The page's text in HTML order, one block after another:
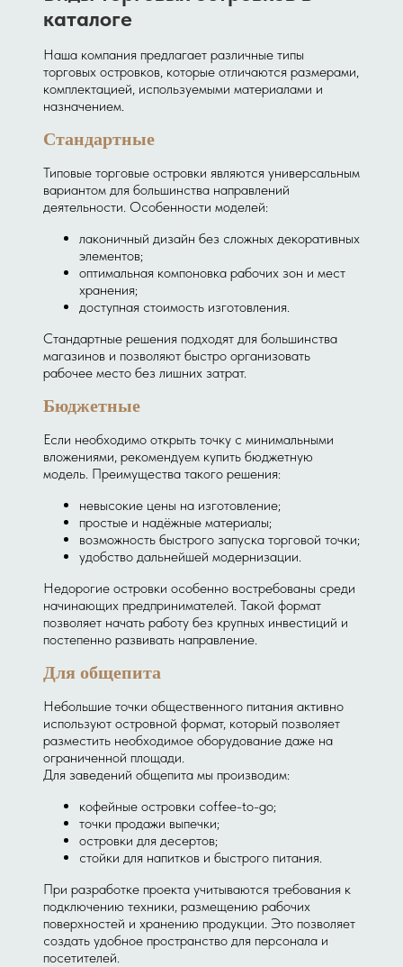
каталоге
Наша компания предлагает различные типы
торговых островков, которые отличаются размерами,
комплектацией, используемыми материалами и
назначением.
Стандартные
Типовые торговые островки являются универсальным
вариантом для большинства направлений
деятельности. Особенности моделей:
лаконичный дизайн без сложных декоративных
элементов;
оптимальная компоновка рабочих зон и мест
хранения;
доступная стоимость изготовления.
Стандартные решения подходят для большинства
магазинов и позволяют быстро организовать
рабочее место без лишних затрат.
Бюджетные
Если необходимо открыть точку с минимальными
вложениями, рекомендуем купить бюджетную
модель. Преимущества такого решения:
невысокие цены на изготовление;
простые и надёжные материалы;
возможность быстрого запуска торговой точки;
удобство дальнейшей модернизации.
Недорогие островки особенно востребованы среди
начинающих предпринимателей. Такой формат
позволяет начать работу без крупных инвестиций и
постепенно развивать направление.
Для общепита
Небольшие точки общественного питания активно
используют островной формат, который позволяет
разместить необходимое оборудование даже на
ограниченной площади.
Для заведений общепита мы производим:
кофейные островки coffee-to-go;
точки продажи выпечки;
островки для десертов;
стойки для напитков и быстрого питания.
При разработке проекта учитываются требования к
подключению техники, размещению рабочих
поверхностей и хранению продукции. Это позволяет
создать удобное пространство для персонала и
посетителей.